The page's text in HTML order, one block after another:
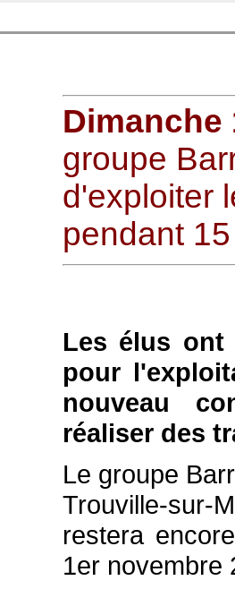
Dimanche
groupe
d'exploiter
pendant
Les élus ont
pour
nouveau
réaliser des
Le groupe
Trouville-sur-
restera
1er novembre